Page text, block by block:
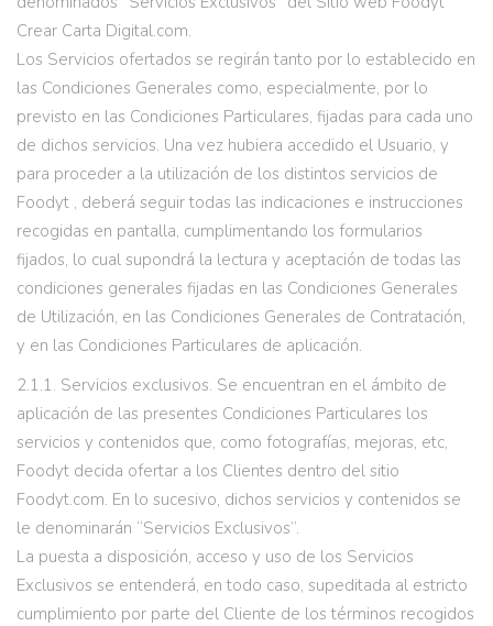
Crear Carta Digital.com.
Los Servicios ofertados se regirán tanto por lo establecido en
las Condiciones Generales como, especialmente, por lo
previsto en las Condiciones Particulares, fijadas para cada uno
de dichos servicios. Una vez hubiera accedido el Usuario, y
para proceder a la utilización de los distintos servicios de
Foodyt , deberá seguir todas las indicaciones e instrucciones
recogidas en pantalla, cumplimentando los formularios
fijados, lo cual supondrá la lectura y aceptación de todas las
condiciones generales fijadas en las Condiciones Generales
de Utilización, en las Condiciones Generales de Contratación,
y en las Condiciones Particulares de aplicación.
2.1.1. Servicios exclusivos. Se encuentran en el ámbito de
aplicación de las presentes Condiciones Particulares los
servicios y contenidos que, como fotografías, mejoras, etc,
Foodyt decida ofertar a los Clientes dentro del sitio
Foodyt.com. En lo sucesivo, dichos servicios y contenidos se
le denominarán “Servicios Exclusivos”.
La puesta a disposición, acceso y uso de los Servicios
Exclusivos se entenderá, en todo caso, supeditada al estricto
cumplimiento por parte del Cliente de los términos recogidos